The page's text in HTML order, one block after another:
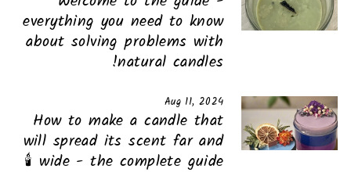
everything you need to know
about solving problems with
natural candles!
Aug 11, 2024
How to make a candle that
will spread its scent far and
wide - the complete guide 🕯️